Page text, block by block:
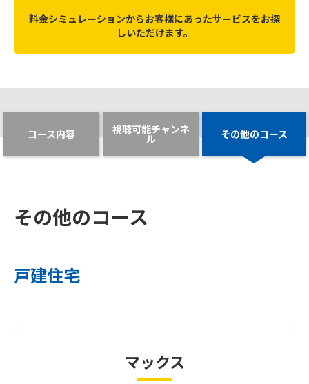
す。
※ 「WOWOW」: 別途お申し込みが必要となります。
+1,100円/月(税込)
※上記２チャンネルセットの場合、月額2,959円(税込)とな
料金シミュレーションからお客様にあったサービスをお探
しいただけます。
コース内容
視聴可能チャンネ
ル
その他のコース
その他のコース
戸建住宅
マックス